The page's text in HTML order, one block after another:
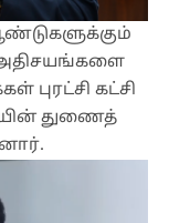
கட்சி
துணைத்